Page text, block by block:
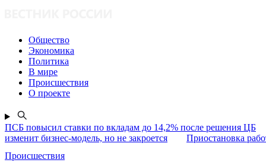
Общество
Экономика
Политика
В мире
Происшествия
О проекте
ПСБ повысил ставки по вкладам до 14,2% после решения ЦБ
изменит бизнес-модель, но не закроется
Приостановка
Происшествия